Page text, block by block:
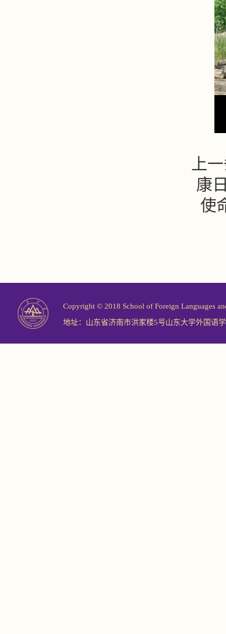
上
康
使
Copyright © 2018 School of Foreign Languages
地址：山东省济南市洪家楼5号山东大学外国语